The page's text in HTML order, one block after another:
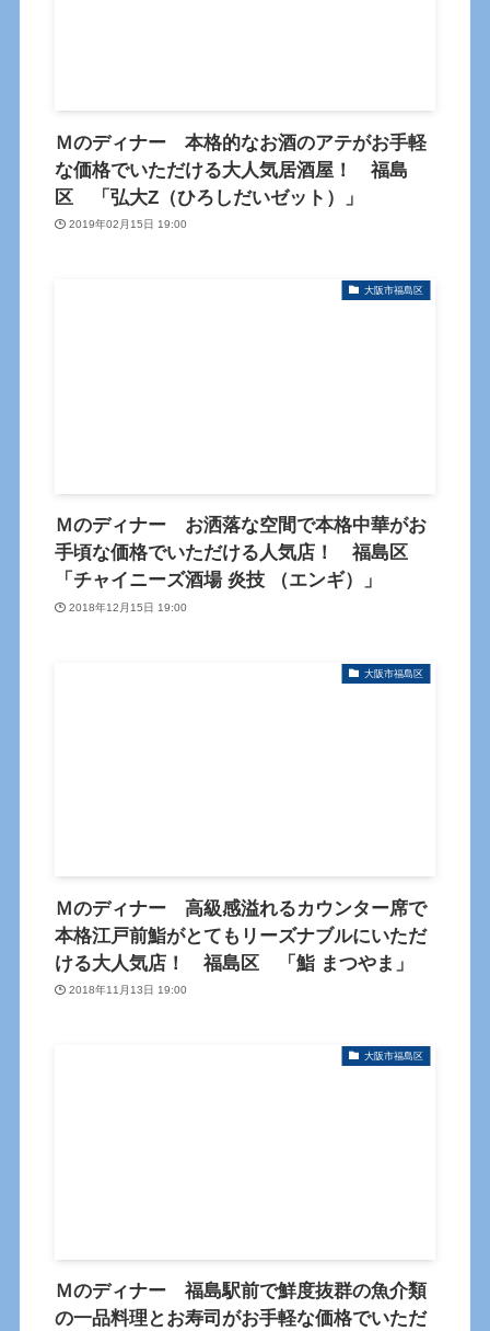
Ｍのディナー 本格的なお酒のアテがお手軽
な価格でいただける大人気居酒屋！ 福島
区 「弘大Z（ひろしだいゼット）」
2019年02月15日 19:00
大阪市福島区
Ｍのディナー お洒落な空間で本格中華がお
手頃な価格でいただける人気店！ 福島区
「チャイニーズ酒場 炎技 （エンギ）」
2018年12月15日 19:00
大阪市福島区
Ｍのディナー 高級感溢れるカウンター席で
本格江戸前鮨がとてもリーズナブルにいただ
ける大人気店！ 福島区 「鮨 まつやま」
2018年11月13日 19:00
大阪市福島区
Ｍのディナー 福島駅前で鮮度抜群の魚介類
の一品料理とお寿司がお手軽な価格でいただ